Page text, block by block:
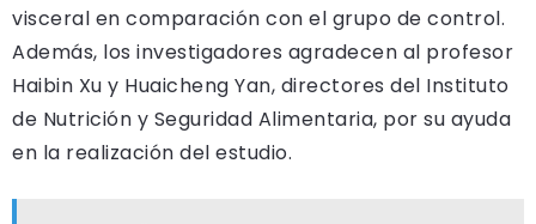
visceral en comparación con el grupo de control.
Además, los investigadores agradecen al profesor
Haibin Xu y Huaicheng Yan, directores del Instituto
de Nutrición y Seguridad Alimentaria, por su ayuda
en la realización del estudio.